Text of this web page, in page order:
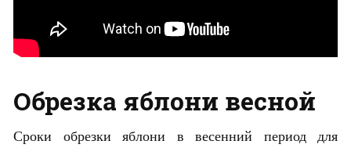
Обрезка яблони весной
Сроки обрезки яблони в весенний период для